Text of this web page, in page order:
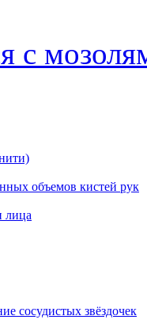
с
объемов кистей рук
лица
сосудистых звёздочек